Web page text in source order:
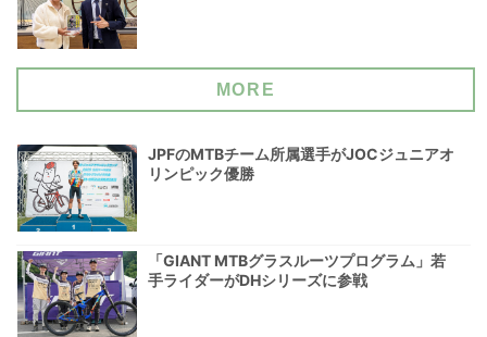
MORE
JPFのMTBチーム所属選手がJOCジュニアオ
リンピック優勝
「GIANT MTBグラスルーツプログラム」若
手ライダーがDHシリーズに参戦